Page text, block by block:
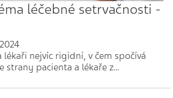
léčebné setrvačnosti -
lékaři nejvíc rigidní, v čem spočívá
strany pacienta a lékaře z…